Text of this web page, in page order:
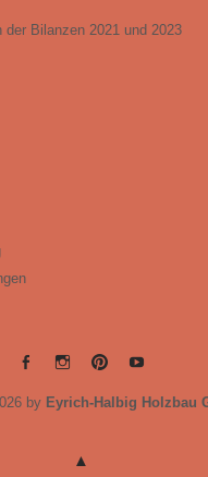
Bilanzen 2021 und 2023
EYRICH-EYRICH-EYRICH-EYRICH-
by Eyrich-Halbig Holzbau